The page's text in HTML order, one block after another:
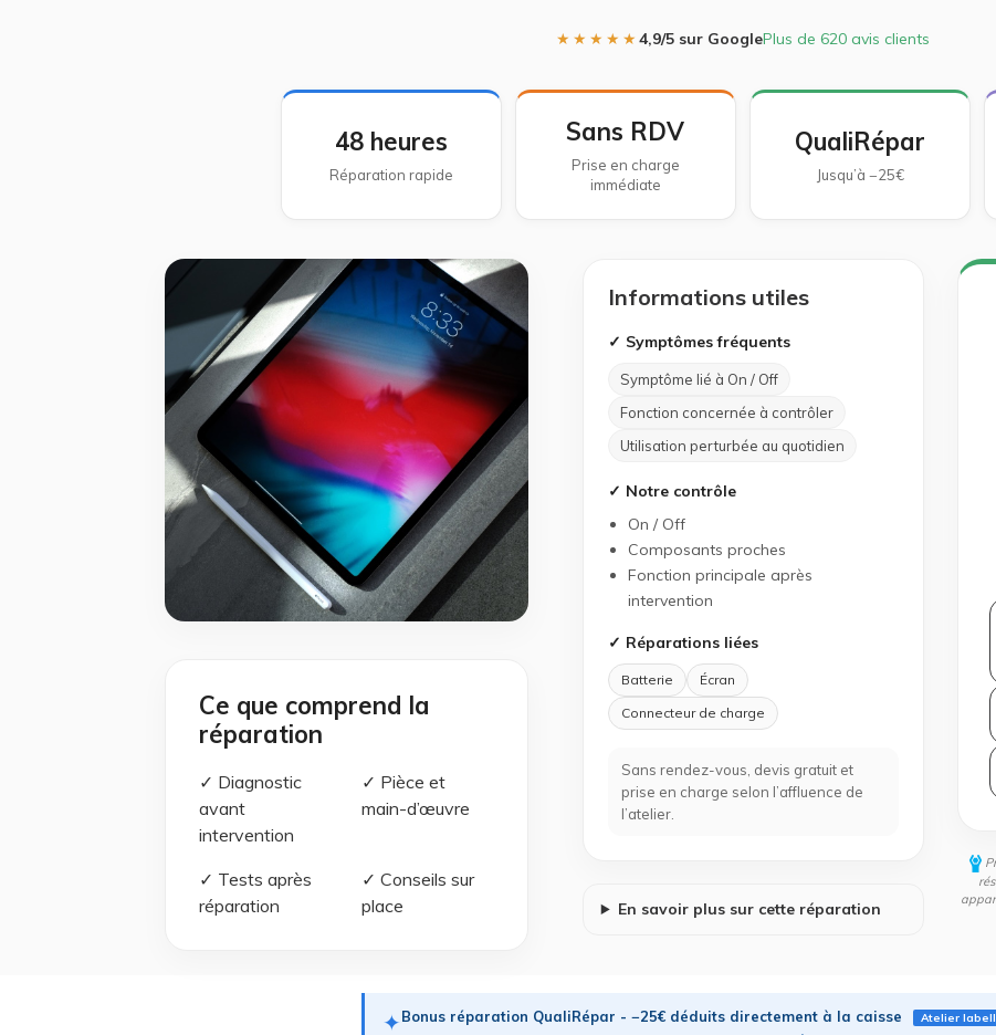
★★★★★ 4,9/5 sur GooglePlus de 620 avis clients
48 heures
Réparation rapide
Sans RDV
Prise en charge
immédiate
QualiRépar
Jusqu’à −25€
Ce que comprend la
réparation
✓ Diagnostic
avant
intervention
✓ Pièce et
main-d’œuvre
✓ Tests après
réparation
✓ Conseils sur
place
Informations utiles
✓ Symptômes fréquents
Symptôme lié à On / Off
Fonction concernée à contrôler
Utilisation perturbée au quotidien
✓ Notre contrôle
On / Off
Composants proches
Fonction principale après
intervention
✓ Réparations liées
Batterie
Écran
Connecteur de charge
Sans rendez-vous, devis gratuit et
prise en charge selon l’affluence de
l’atelier.
En savoir plus sur cette réparation
✦Bonus réparation QualiRépar - −25€ déduits directement à la caisse Atelier